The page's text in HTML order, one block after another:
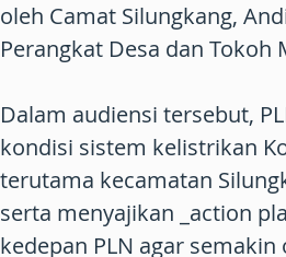
oleh Camat Silungkang,
Perangkat Desa dan Tokoh
Dalam audiensi tersebut,
kondisi sistem kelistrikan
terutama kecamatan
serta menyajikan _action
kedepan PLN agar semakin